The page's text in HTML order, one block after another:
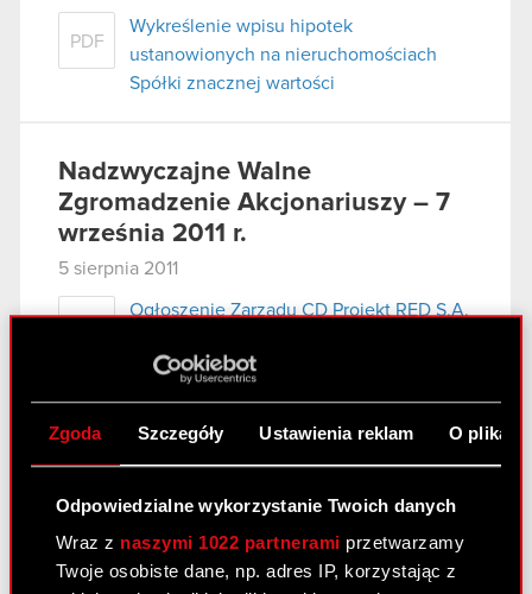
Zgoda Szczegóły Ustawienia reklam O
Odpowiedzialne wykorzystanie Twoich danych
Wraz z naszymi 1022 partnerami przetwarzamy
Twoje osobiste dane, np. adres IP, korzystając z
PDF
Wykreślenie wpisu hipotek
ustanowionych na nieruchomościach
Spółki znacznej wartości
Nadzwyczajne Walne
Zgromadzenie Akcjonariuszy – 7
września 2011 r.
5 sierpnia 2011
Ogłoszenie Zarządu CD Projekt RED S.A.
Zgromadzenia
Projekty uchwał Nadzwyczajnego
Walnego Zgromadzenia CD Projekt RED
S.A. zwołanego na dzień 7 września 2011
PDF
wykonywania prawa głosu przez
pełnomocnika